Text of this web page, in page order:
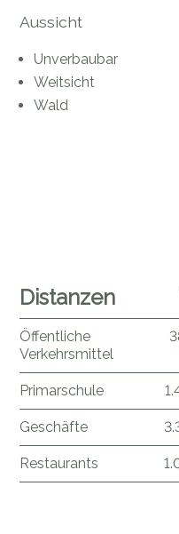
Aussicht
Unverbaubar
Weitsicht
Wald
Distanzen
Öffentliche
Verkehrsmittel
Primarschule
Geschäfte
Restaurants